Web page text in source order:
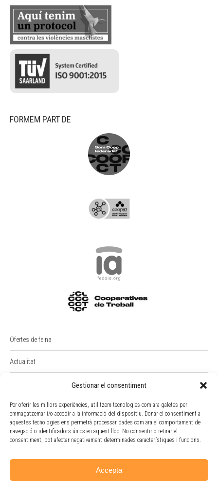
Gestionar el consentiment
Per oferir les millors experiències, utilitzem tecnologies com ara galetes per
emmagatzemar i/o accedir a la informació del dispositiu. Donar el consentiment a
aquestes tecnologies ens permetrà processar dades com ara el comportament de
navegació o identificadors únics en aquest lloc. No consentir o retirar el
consentiment, pot afectar negativament determinades característiques i funcions.
Accepta
FORMEM PART DE
Ofertes de feina
Actualitat
Intranet
Portal Empleat